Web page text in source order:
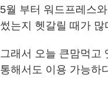
5월 부터 워드프레스
썼는지 헷갈릴 때가 많
그래서 오늘 큰맘먹고
통해서도 이용 가능하